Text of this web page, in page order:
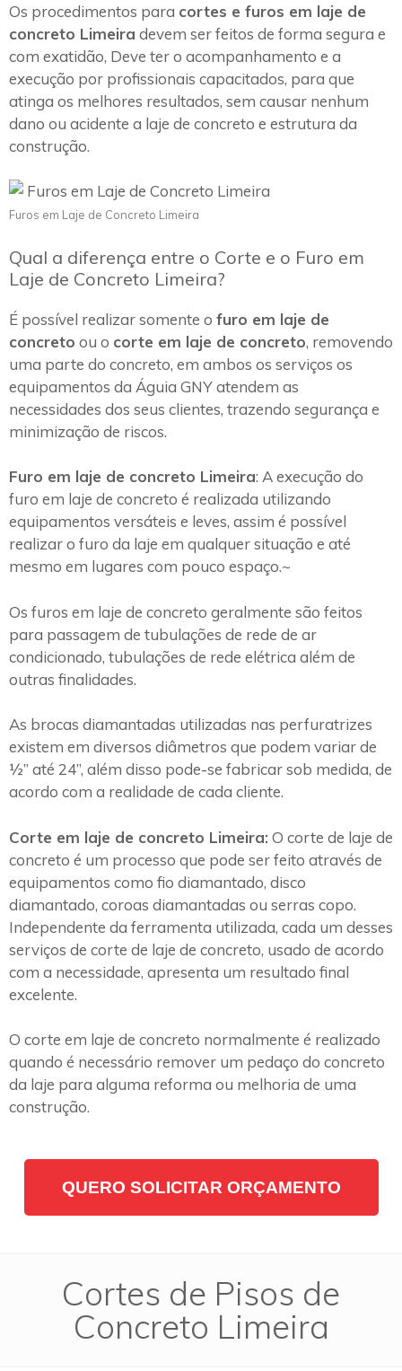
Os procedimentos para cortes e furos em laje de
concreto Limeira devem ser feitos de forma segura e
com exatidão, Deve ter o acompanhamento e a
execução por profissionais capacitados, para que
atinga os melhores resultados, sem causar nenhum
dano ou acidente a laje de concreto e estrutura da
construção.
Furos em Laje de Concreto Limeira
Qual a diferença entre o Corte e o Furo em
Laje de Concreto Limeira?
É possível realizar somente o furo em laje de
concreto ou o corte em laje de concreto, removendo
uma parte do concreto, em ambos os serviços os
equipamentos da Águia GNY atendem as
necessidades dos seus clientes, trazendo segurança e
minimização de riscos.
Furo em laje de concreto Limeira: A execução do
furo em laje de concreto é realizada utilizando
equipamentos versáteis e leves, assim é possível
realizar o furo da laje em qualquer situação e até
mesmo em lugares com pouco espaço.~
Os furos em laje de concreto geralmente são feitos
para passagem de tubulações de rede de ar
condicionado, tubulações de rede elétrica além de
outras finalidades.
As brocas diamantadas utilizadas nas perfuratrizes
existem em diversos diâmetros que podem variar de
½” até 24”, além disso pode-se fabricar sob medida, de
acordo com a realidade de cada cliente.
Corte em laje de concreto Limeira: O corte de laje de
concreto é um processo que pode ser feito através de
equipamentos como fio diamantado, disco
diamantado, coroas diamantadas ou serras copo.
Independente da ferramenta utilizada, cada um desses
serviços de corte de laje de concreto, usado de acordo
com a necessidade, apresenta um resultado final
excelente.
O corte em laje de concreto normalmente é realizado
quando é necessário remover um pedaço do concreto
da laje para alguma reforma ou melhoria de uma
construção.
QUERO SOLICITAR ORÇAMENTO
Cortes de Pisos de
Concreto Limeira